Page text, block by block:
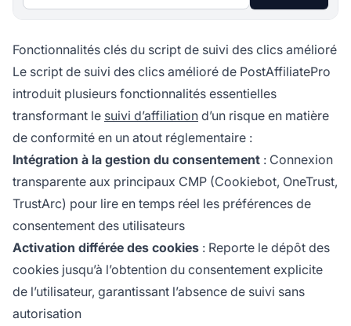
Fonctionnalités clés du script de suivi des clics amélioré
Le script de suivi des clics amélioré de PostAffiliatePro
introduit plusieurs fonctionnalités essentielles
transformant le suivi d’affiliation d’un risque en matière
de conformité en un atout réglementaire :
Intégration à la gestion du consentement : Connexion
transparente aux principaux CMP (Cookiebot, OneTrust,
TrustArc) pour lire en temps réel les préférences de
consentement des utilisateurs
Activation différée des cookies : Reporte le dépôt des
cookies jusqu’à l’obtention du consentement explicite
de l’utilisateur, garantissant l’absence de suivi sans
autorisation